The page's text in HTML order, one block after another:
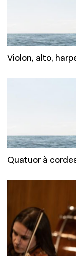
Violon, alto,
Quatuor à